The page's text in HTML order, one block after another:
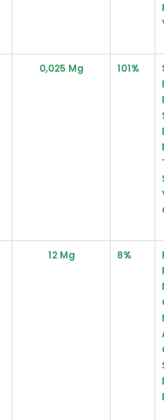
0,025 Mg 101%
12 Mg 8%